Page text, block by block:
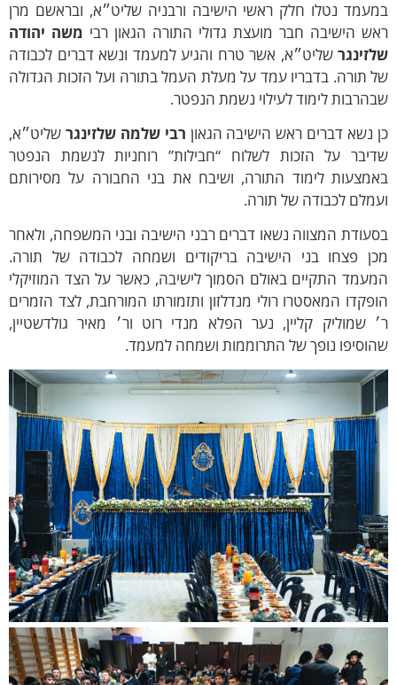
נטלו חלק ראשי הישיבה ורבניה שליט״א, ובראשם מרן
הישיבה חבר מועצת גדולי התורה הגאון רבימשה יהודה
שליט״א, אשר טרח והגיע למעמד ונשא דברים לכבודה
תורה. בדבריו עמד על מעלת העמל בתורה ועל הזכות הגדולה
לימוד לעילוי נשמת הנפטר.
נשא דברים ראש הישיבה הגאוןרבי שלמה שלזינגרשליט״א,
על הזכות לשלוח “חבילות” רוחניות לנשמת הנפטר
לימוד התורה, ושיבח את בני החבורה על מסירותם
לכבודה של תורה.
המצווה נשאו דברים רבני הישיבה ובני המשפחה, ולאחר
פצחו בני הישיבה בריקודים ושמחה לכבודה של תורה.
התקיים באולם הסמוך לישיבה, כאשר על הצד המוזיקלי
המאסטרו רולי מנדלזון ותזמורתו המורחבת, לצד הזמרים
שמוליק קליין, נער הפלא מנדי רוט ור׳ מאיר גולדשטיין,
נופך של התרוממות ושמחה למעמד.